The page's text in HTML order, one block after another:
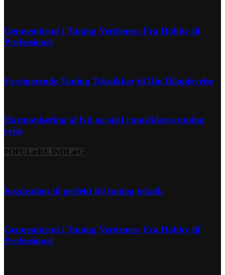
Gennembrud i Tuning Verdenen: Fra Hobby til
Professionel
Fascinerende Tuning Teknikker til Din Biloplevelse
Harmonisering af lyd og sjæl i musikkens tuning
rejse
POPULæRE INDLæG
Inspiration til perfekt bil tuning teknik
Gennembrud i Tuning Verdenen: Fra Hobby til
Professionel